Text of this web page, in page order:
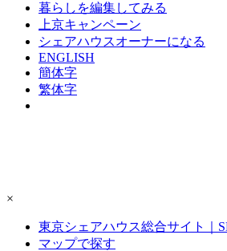
暮らしを編集してみる
上京キャンペーン
シェアハウスオーナーになる
ENGLISH
簡体字
繁体字
×
東京シェアハウス総合サイト｜
マップで探す